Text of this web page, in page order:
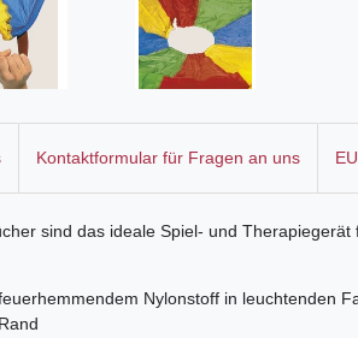
Kontaktformular für Fragen an uns
sind das ideale Spiel- und
Nylonstoff in leuchtenden